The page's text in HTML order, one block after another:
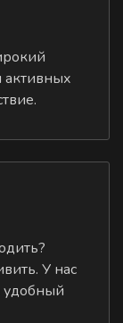
У нас
удобный